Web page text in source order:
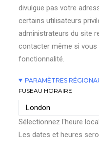
divulgue pas votre
certains utilisateurs
administrateurs du site
contacter même si
fonctionnalité.
PARAMÈTRES
FUSEAU HORAIRE
Sélectionnez l'heure
Les dates et heures